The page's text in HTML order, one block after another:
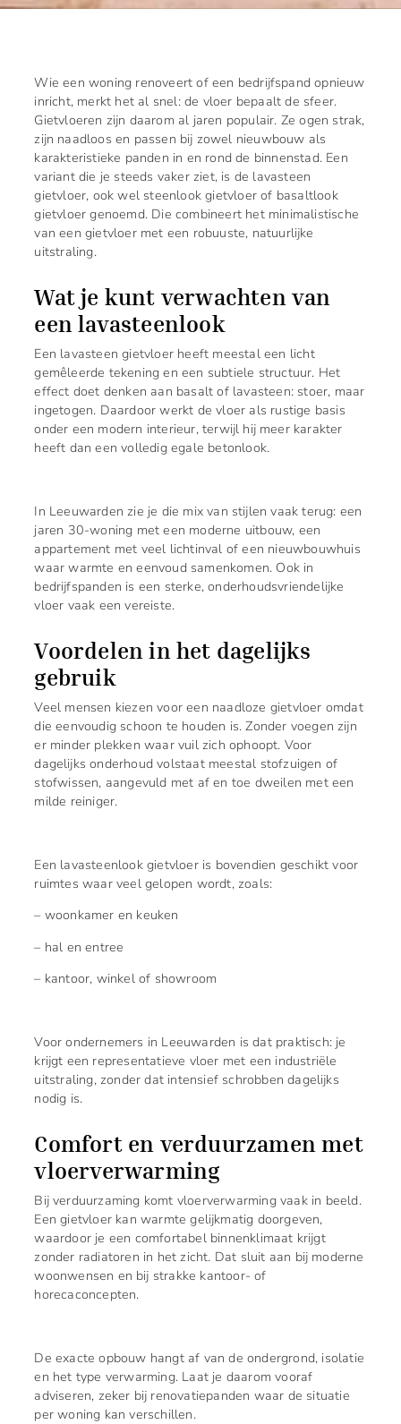
Wie een woning renoveert of een bedrijfspand opnieuw
inricht, merkt het al snel: de vloer bepaalt de sfeer.
Gietvloeren zijn daarom al jaren populair. Ze ogen strak,
zijn naadloos en passen bij zowel nieuwbouw als
karakteristieke panden in en rond de binnenstad. Een
variant die je steeds vaker ziet, is de lavasteen
gietvloer, ook wel steenlook gietvloer of basaltlook
gietvloer genoemd. Die combineert het minimalistische
van een gietvloer met een robuuste, natuurlijke
uitstraling.
Wat je kunt verwachten van
een lavasteenlook
Een lavasteen gietvloer heeft meestal een licht
gemêleerde tekening en een subtiele structuur. Het
effect doet denken aan basalt of lavasteen: stoer, maar
ingetogen. Daardoor werkt de vloer als rustige basis
onder een modern interieur, terwijl hij meer karakter
heeft dan een volledig egale betonlook.
In Leeuwarden zie je die mix van stijlen vaak terug: een
jaren 30-woning met een moderne uitbouw, een
appartement met veel lichtinval of een nieuwbouwhuis
waar warmte en eenvoud samenkomen. Ook in
bedrijfspanden is een sterke, onderhoudsvriendelijke
vloer vaak een vereiste.
Voordelen in het dagelijks
gebruik
Veel mensen kiezen voor een naadloze gietvloer omdat
die eenvoudig schoon te houden is. Zonder voegen zijn
er minder plekken waar vuil zich ophoopt. Voor
dagelijks onderhoud volstaat meestal stofzuigen of
stofwissen, aangevuld met af en toe dweilen met een
milde reiniger.
Een lavasteenlook gietvloer is bovendien geschikt voor
ruimtes waar veel gelopen wordt, zoals:
– woonkamer en keuken
– hal en entree
– kantoor, winkel of showroom
Voor ondernemers in Leeuwarden is dat praktisch: je
krijgt een representatieve vloer met een industriële
uitstraling, zonder dat intensief schrobben dagelijks
nodig is.
Comfort en verduurzamen met
vloerverwarming
Bij verduurzaming komt vloerverwarming vaak in beeld.
Een gietvloer kan warmte gelijkmatig doorgeven,
waardoor je een comfortabel binnenklimaat krijgt
zonder radiatoren in het zicht. Dat sluit aan bij moderne
woonwensen en bij strakke kantoor- of
horecaconcepten.
De exacte opbouw hangt af van de ondergrond, isolatie
en het type verwarming. Laat je daarom vooraf
adviseren, zeker bij renovatiepanden waar de situatie
per woning kan verschillen.